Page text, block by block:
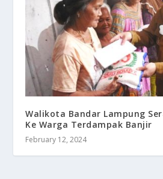
Walikota Bandar Lampung
Ke Warga Terdampak Banjir
February 12, 2024